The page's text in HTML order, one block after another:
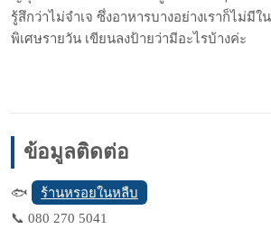
รู้สึกว่าไม่จำเจ ซึ่งอาหารบางอย่างเราก็ไม่มีใ
พิเศษรายวัน เขียนลงป้ายว่ามีอะไรบ้างค่ะ
ข้อมูลติดต่อ
🐟 ร้านหรอยในหลืบ
📞 080 270 5041